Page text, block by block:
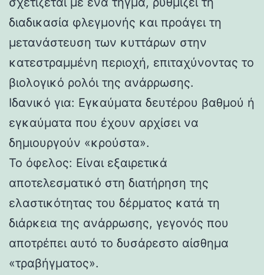
διαδικασία φλεγμονής και προάγει τη
μετανάστευση των κυττάρων στην
κατεστραμμένη περιοχή, επιταχύνοντας το
βιολογικό ρολόι της ανάρρωσης.
Ιδανικό για: Εγκαύματα δευτέρου βαθμού ή
εγκαύματα που έχουν αρχίσει να
δημιουργούν «κρούστα».
Το όφελος: Είναι εξαιρετικά
αποτελεσματικό στη διατήρηση της
ελαστικότητας του δέρματος κατά τη
διάρκεια της ανάρρωσης, γεγονός που
αποτρέπει αυτό το δυσάρεστο αίσθημα
«τραβήγματος».